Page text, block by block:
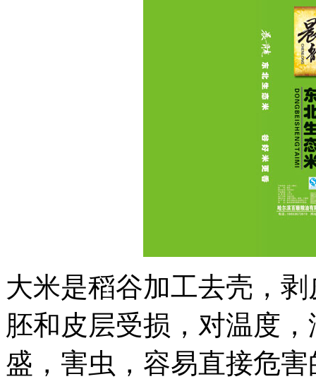
大米是稻谷加工去壳，
胚和皮层受损，对温度
盛，害虫，容易直接危